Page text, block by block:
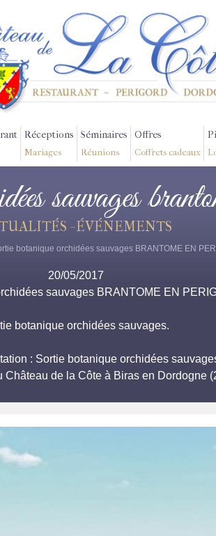
Réceptions
Mariages
Séminaires
Réunions
Offres
Coffrets cadeaux
sauvages
- ÉVÉNEMENTS
botanique orchidées sauvages BRANTOME EN
20/05/2017
sauvages BRANTOME EN
botanique orchidées sauvages.
: Sortie botanique orchidées
de la Côte à Biras en Dordogne